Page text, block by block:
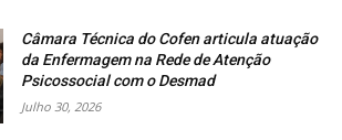
Câmara Técnica do Cofen articula atuação
da Enfermagem na Rede de Atenção
Psicossocial com o Desmad
Julho 30, 2026